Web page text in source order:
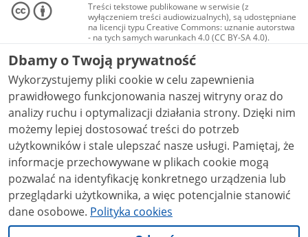
Treści tekstowe publikowane w serwisie (z
wyłączeniem treści audiowizualnych), są udostępniane
na licencji typu Creative Commons: uznanie autorstwa
- na tych samych warunkach 4.0 (CC BY-SA 4.0).
Materiały audiowizualne, w tym zdjęcia, materiały
audio i wideo, są udostępniane na licencji typu
Creative Commons: uznanie autorstwa użycie
niekomercyjne - bez utworów zależnych 4.0 (CC BY-
NC-ND 4.0), o ile nie jest to stwierdzone inaczej.
Dbamy o Twoją prywatność
Wykorzystujemy pliki cookie w celu zapewnienia
prawidłowego funkcjonowania naszej witryny oraz do
analizy ruchu i optymalizacji działania strony. Dzięki nim
możemy lepiej dostosować treści do potrzeb
użytkowników i stale ulepszać nasze usługi. Pamiętaj, że
informacje przechowywane w plikach cookie mogą
pozwalać na identyfikację konkretnego urządzenia lub
przeglądarki użytkownika, a więc potencjalnie stanowić
dane osobowe. Polityka cookies